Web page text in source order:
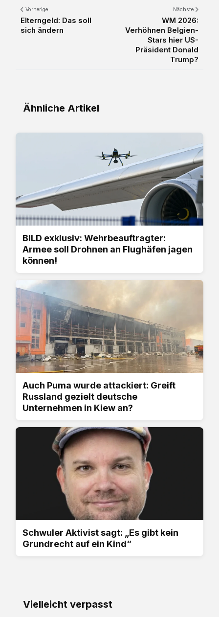
Vorherige
Elterngeld: Das soll
sich ändern
Nächste
WM 2026:
Verhöhnen Belgien-
Stars hier US-
Präsident Donald
Trump?
Ähnliche Artikel
BILD exklusiv: Wehrbeauftragter:
Armee soll Drohnen an Flughäfen jagen
können!
Auch Puma wurde attackiert: Greift
Russland gezielt deutsche
Unternehmen in Kiew an?
Schwuler Aktivist sagt: „Es gibt kein
Grundrecht auf ein Kind“
Vielleicht verpasst